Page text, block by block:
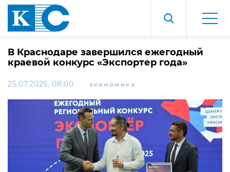
В Краснодаре завершился ежегодный
краевой конкурс «Экспортер года»
25.07.2025, 08:00 ЭКОНОМИКА